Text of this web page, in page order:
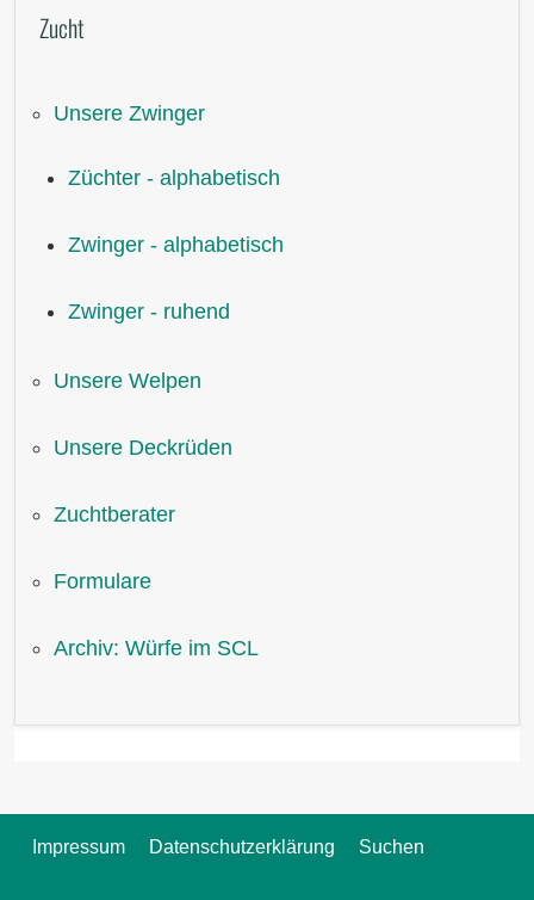
Zucht
Unsere Zwinger
Züchter - alphabetisch
Zwinger - alphabetisch
Zwinger - ruhend
Unsere Welpen
Unsere Deckrüden
Zuchtberater
Formulare
Archiv: Würfe im SCL
Impressum Datenschutzerklärung Suchen